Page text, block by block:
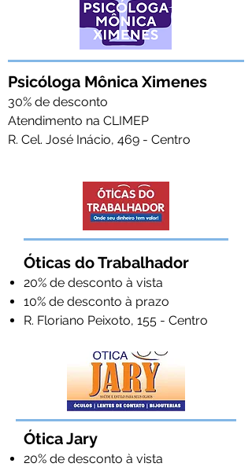
Psicóloga Mônica Ximenes
30% de desconto
Atendimento na CLIMEP
R. Cel. José Inácio, 469 - Centro
Óticas do Trabalhador
20% de desconto à vista
10% de desconto à prazo
R. Floriano Peixoto, 155 - Centro
Ótica Jary
20% de desconto à vista